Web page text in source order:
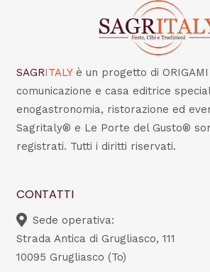
SAGRITALY è un progetto di
comunicazione e casa editrice
enogastronomia, ristorazione ed
Sagritaly® e Le Porte del Gusto®
registrati. Tutti i diritti riservati.
CONTATTI
Sede operativa:
Strada Antica di Grugliasco, 111
10095 Grugliasco (To)